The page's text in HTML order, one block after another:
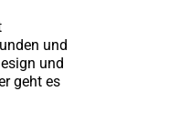
und
und
geht es